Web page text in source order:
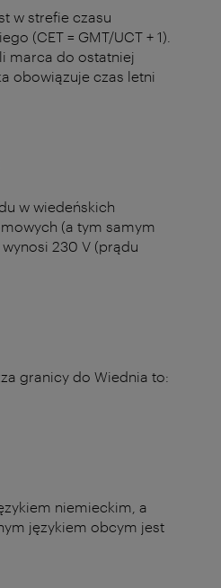
w strefie czasu
(CET = GMT/UCT + 1).
marca do ostatniej
obowiązuje czas letni
w wiedeńskich
(a tym samym
230 V (prądu
granicy do Wiednia to:
niemieckim, a
językiem obcym jest